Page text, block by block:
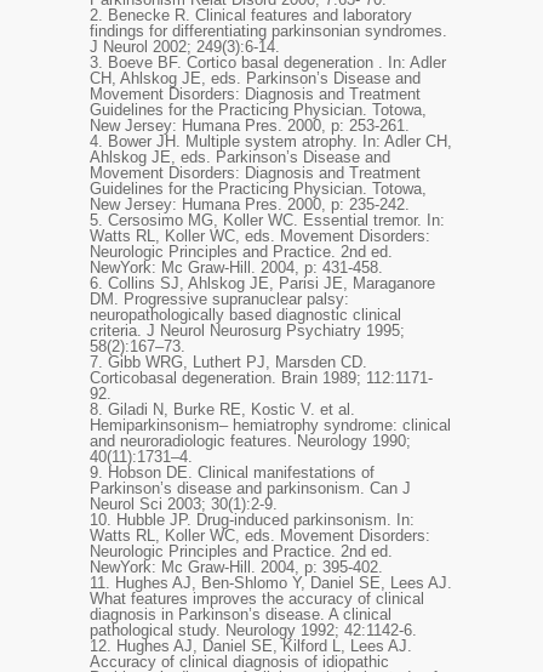
2. Benecke R. Clinical features and laboratory
findings for differentiating parkinsonian syndromes.
J Neurol 2002; 249(3):6-14.
3. Boeve BF. Cortico basal degeneration . In: Adler
CH, Ahlskog JE, eds. Parkinson’s Disease and
Movement Disorders: Diagnosis and Treatment
Guidelines for the Practicing Physician. Totowa,
New Jersey: Humana Pres. 2000, p: 253-261.
4. Bower JH. Multiple system atrophy. In: Adler CH,
Ahlskog JE, eds. Parkinson’s Disease and
Movement Disorders: Diagnosis and Treatment
Guidelines for the Practicing Physician. Totowa,
New Jersey: Humana Pres. 2000, p: 235-242.
5. Cersosimo MG, Koller WC. Essential tremor. In:
Watts RL, Koller WC, eds. Movement Disorders:
Neurologic Principles and Practice. 2nd ed.
NewYork: Mc Graw-Hill. 2004, p: 431-458.
6. Collins SJ, Ahlskog JE, Parisi JE, Maraganore
DM. Progressive supranuclear palsy:
neuropathologically based diagnostic clinical
criteria. J Neurol Neurosurg Psychiatry 1995;
58(2):167–73.
7. Gibb WRG, Luthert PJ, Marsden CD.
Corticobasal degeneration. Brain 1989; 112:1171-
92.
8. Giladi N, Burke RE, Kostic V. et al.
Hemiparkinsonism– hemiatrophy syndrome: clinical
and neuroradiologic features. Neurology 1990;
40(11):1731–4.
9. Hobson DE. Clinical manifestations of
Parkinson’s disease and parkinsonism. Can J
Neurol Sci 2003; 30(1):2-9.
10. Hubble JP. Drug-induced parkinsonism. In:
Watts RL, Koller WC, eds. Movement Disorders:
Neurologic Principles and Practice. 2nd ed.
NewYork: Mc Graw-Hill. 2004, p: 395-402.
11. Hughes AJ, Ben-Shlomo Y, Daniel SE, Lees AJ.
What features improves the accuracy of clinical
diagnosis in Parkinson’s disease. A clinical
pathological study. Neurology 1992; 42:1142-6.
12. Hughes AJ, Daniel SE, Kilford L, Lees AJ.
Accuracy of clinical diagnosis of idiopathic